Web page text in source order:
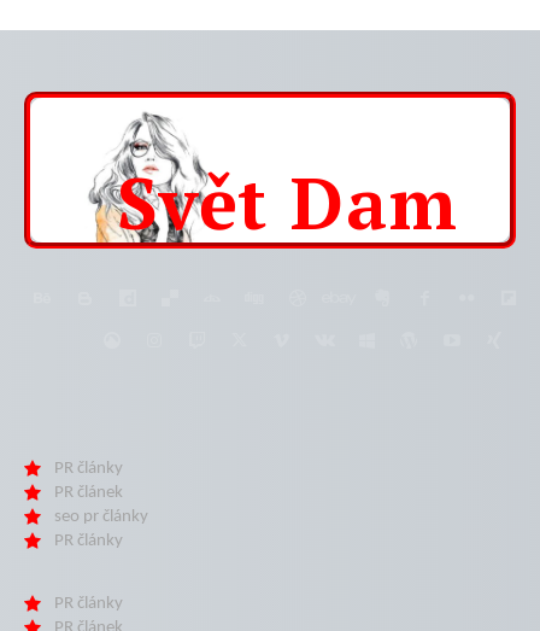
Svět Dam
PR články
PR článek
seo pr články
PR články
PR články